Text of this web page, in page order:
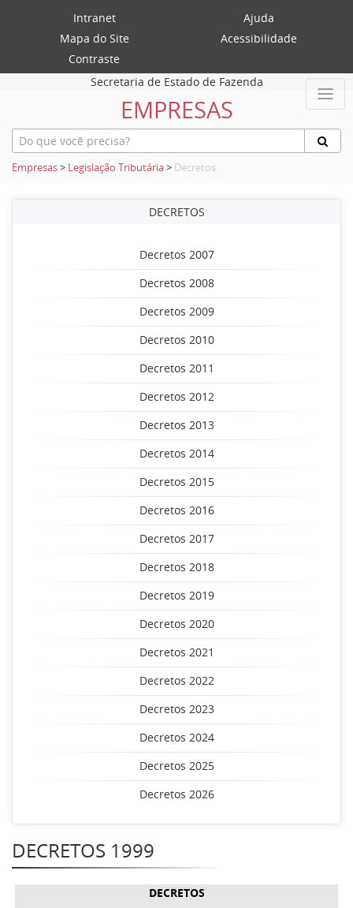
Intranet
Ajuda
Mapa do Site
Acessibilidade
Contraste
Secretaria de Estado de Fazenda
EMPRESAS
Empresas> Legislação Tributária> Decretos
DECRETOS
Decretos 2007
Decretos 2008
Decretos 2009
Decretos 2010
Decretos 2011
Decretos 2012
Decretos 2013
Decretos 2014
Decretos 2015
Decretos 2016
Decretos 2017
Decretos 2018
Decretos 2019
Decretos 2020
Decretos 2021
Decretos 2022
Decretos 2023
Decretos 2024
Decretos 2025
Decretos 2026
DECRETOS 1999
DECRETOS